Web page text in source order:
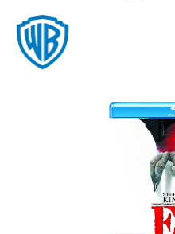
Bildergalerie überspringen